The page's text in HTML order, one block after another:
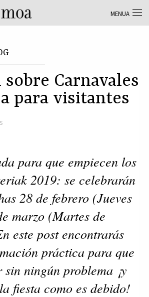
Carnavales
para visitantes
para que empiecen los
2019: se celebrarán
28 de febrero (Jueves
marzo (Martes de
este post encontrarás
práctica para que
sin ningún problema ¡y
fiesta como es debido!
MENUA